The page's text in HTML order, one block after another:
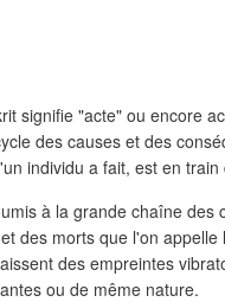
signifie "acte" ou encore
des causes et des
individu a fait, est en
à la grande chaîne des
des morts que l'on
des empreintes
ou de même nature.